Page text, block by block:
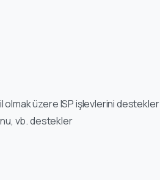
üzere ISP işlevlerini destekler
vb. destekler